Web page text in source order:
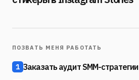
ПОЗВАТЬ МЕНЯ РАБОТАТЬ
1 Заказать аудит SMM-стратегии